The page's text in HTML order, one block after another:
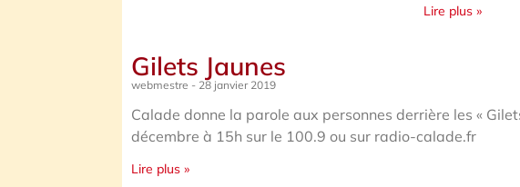
Lire plus »
Gilets Jaunes
webmestre 28 janvier 2019
Calade donne la parole aux personnes derrière les «
décembre à 15h sur le 100.9 ou sur radio-calade.fr
Lire plus »